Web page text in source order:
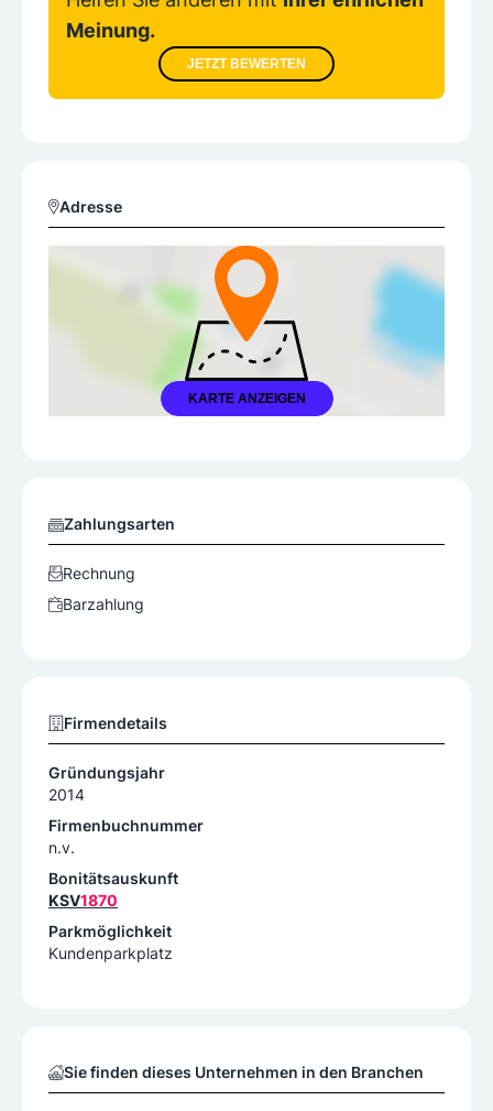
Meinung.
JETZT BEWERTEN
Adresse
KARTE ANZEIGEN
Zahlungsarten
Rechnung
Barzahlung
Firmendetails
Gründungsjahr
2014
Firmenbuchnummer
n.v.
Bonitätsauskunft
KSV1870
Parkmöglichkeit
Kundenparkplatz
Sie finden dieses Unternehmen in den Branchen